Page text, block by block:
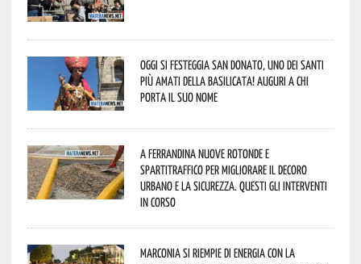
Oggi si festeggia San Donato, uno dei Santi
più amati della Basilicata! Auguri a chi
porta il suo nome
A Ferrandina nuove rotonde e
spartitraffico per migliorare il decoro
urbano e la sicurezza. Questi gli interventi
in corso
Marconia si riempie di energia con la